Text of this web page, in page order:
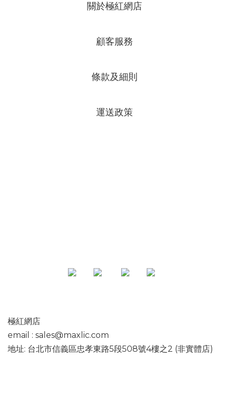
關於極紅網店
顧客服務
條款及細則
運送政策
極紅網店
email : sales@maxlic.com
地址: 台北市信義區忠孝東路5段508號4樓之2 (非實體店)